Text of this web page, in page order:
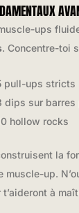
ups
. Concentre-toi
pull-ups stricts
dips sur barres
hollow rocks
la
muscle-up.
à